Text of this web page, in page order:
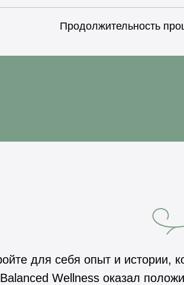
Продолжительность
для себя опыт и истории,
Balanced Wellness оказал